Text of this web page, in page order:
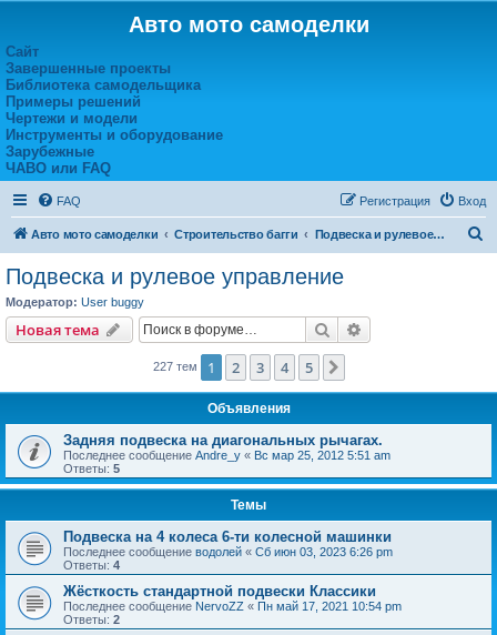
Авто мото самоделки
Сайт
Завершенные проекты
Библиотека самодельщика
Примеры решений
Чертежи и модели
Инструменты и оборудование
Зарубежные
ЧАВО или FAQ
FAQ Вход
Регистрация
Авто мото самоделки Строительство багги Подвеска и рулевое управление
Подвеска и рулевое управление
Модератор: User buggy
Новая тема Поиск
227 тем 1 2 3 4 5
Объявления
Задняя подвеска на диагональных рычагах.
Последнее сообщение Andre_y « Вс мар 25, 2012 5:51 am
Ответы: 5
Темы
Подвеска на 4 колеса 6-ти колесной машинки
Последнее сообщение водолей « Сб июн 03, 2023 6:26 pm
Ответы: 4
Жёсткость стандартной подвески Классики
Последнее сообщение NervoZZ « Пн май 17, 2021 10:54 pm
Ответы: 2